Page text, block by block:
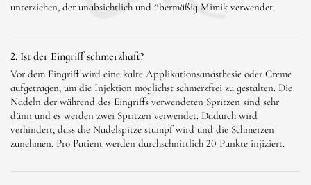
unterziehen, der unabsichtlich und übermäßig Mimik verwendet.
2. Ist der Eingriff schmerzhaft?
Vor dem Eingriff wird eine kalte Applikationsanästhesie oder Creme
aufgetragen, um die Injektion möglichst schmerzfrei zu gestalten. Die
Nadeln der während des Eingriffs verwendeten Spritzen sind sehr
dünn und es werden zwei Spritzen verwendet. Dadurch wird
verhindert, dass die Nadelspitze stumpf wird und die Schmerzen
zunehmen. Pro Patient werden durchschnittlich 20 Punkte injiziert.